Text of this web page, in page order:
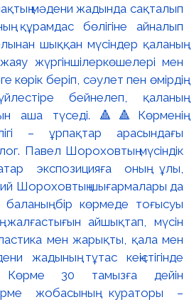
мәдени жадында сақталып
құрамдас бөлігіне айналып
шыққан мүсіндер қаланың
жүргіншілеркөшелері мен
көрік беріп, сәулет пен өмірдің
бейнелеп, қаланың
аша түседі. 🔺🔺Көрменің
– ұрпақтар арасындағы
Павел Шороховтың мүсіндік
экспозицияға оның ұлы,
Шороховтың шығармалары да
баланың бір көрмеде тоғысуы
жалғастығын айшықтап, мүсін
мен жарықты, қала мен
жадының тұтас кеңістігінде
30 тамызға дейін
жобасының кураторы –